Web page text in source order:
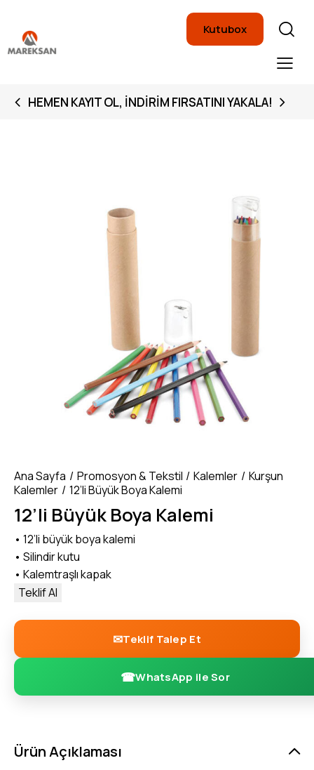
Kutubox
HEMEN KAYIT OL, İNDIRIM FIRSATINI YAKALA!
Ana Sayfa Promosyon & Tekstil Kalemler
Kurşun
Kalemler
12’li Büyük Boya Kalemi
12’li Büyük Boya Kalemi
• 12’li büyük boya kalemi
• Silindir kutu
• Kalemtraşlı kapak
Teklif Al
Teklif Talep Et
WhatsApp ile Sor
Ürün Açıklaması